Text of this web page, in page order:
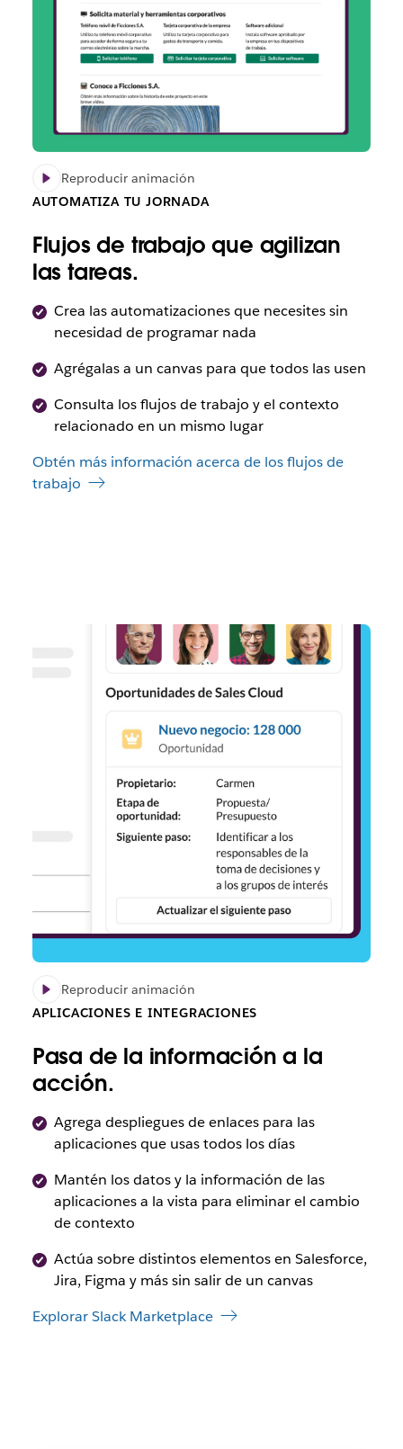
Reproducir animación
AUTOMATIZA TU JORNADA
Flujos de trabajo que agilizan
las tareas.
Crea las automatizaciones que necesites sin
necesidad de programar nada
Agrégalas a un canvas para que todos las usen
Consulta los flujos de trabajo y el contexto
relacionado en un mismo lugar
Obtén más información acerca de los flujos de
trabajo
Reproducir animación
APLICACIONES E INTEGRACIONES
Pasa de la información a la
acción.
Agrega despliegues de enlaces para las
aplicaciones que usas todos los días
Mantén los datos y la información de las
aplicaciones a la vista para eliminar el cambio
de contexto
Actúa sobre distintos elementos en Salesforce,
Jira, Figma y más sin salir de un canvas
Explorar Slack Marketplace